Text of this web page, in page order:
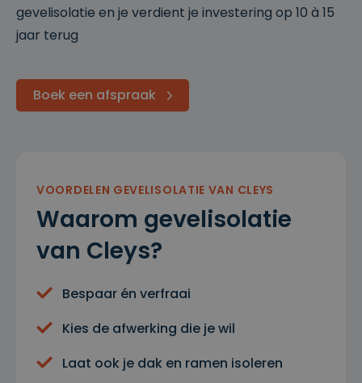
gevelisolatie en je verdient je investering op 10 à 15
jaar terug
Boek een afspraak
VOORDELEN GEVELISOLATIE VAN CLEYS
Waarom gevelisolatie
van Cleys?
Bespaar én verfraai
Kies de afwerking die je wil
Laat ook je dak en ramen isoleren